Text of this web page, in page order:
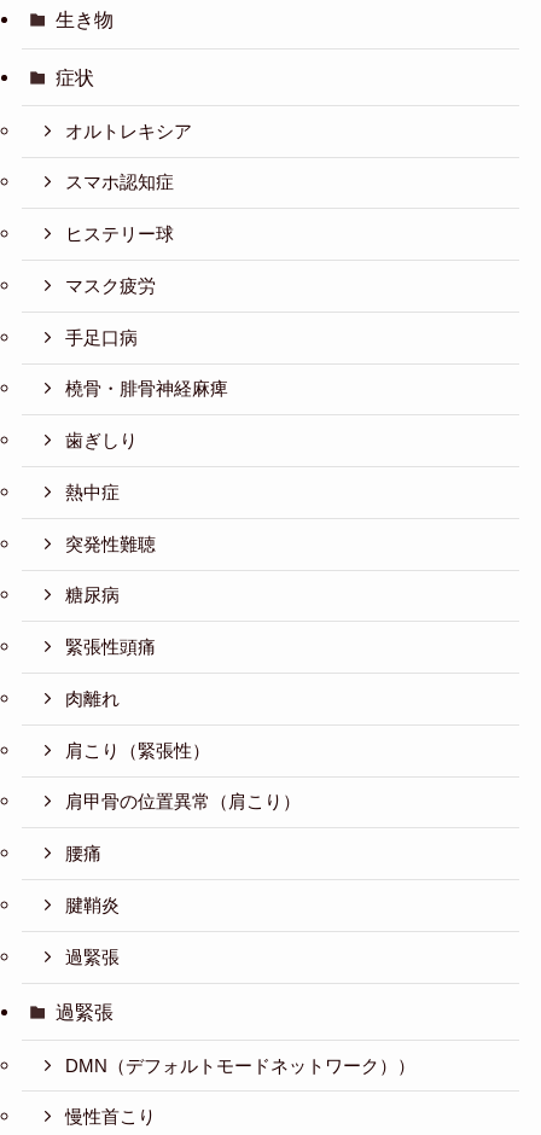
生き物
症状
オルトレキシア
スマホ認知症
ヒステリー球
マスク疲労
手足口病
橈骨・腓骨神経麻痺
歯ぎしり
熱中症
突発性難聴
糖尿病
緊張性頭痛
肉離れ
肩こり（緊張性）
肩甲骨の位置異常（肩こり）
腰痛
腱鞘炎
過緊張
過緊張
DMN（デフォルトモードネットワーク））
慢性首こり